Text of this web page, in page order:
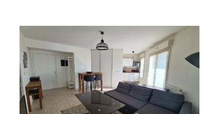
EVRY 91
60,19 m
, 3 pièces
Ref : 5636
Appartement F3 à vendre
180 000 €